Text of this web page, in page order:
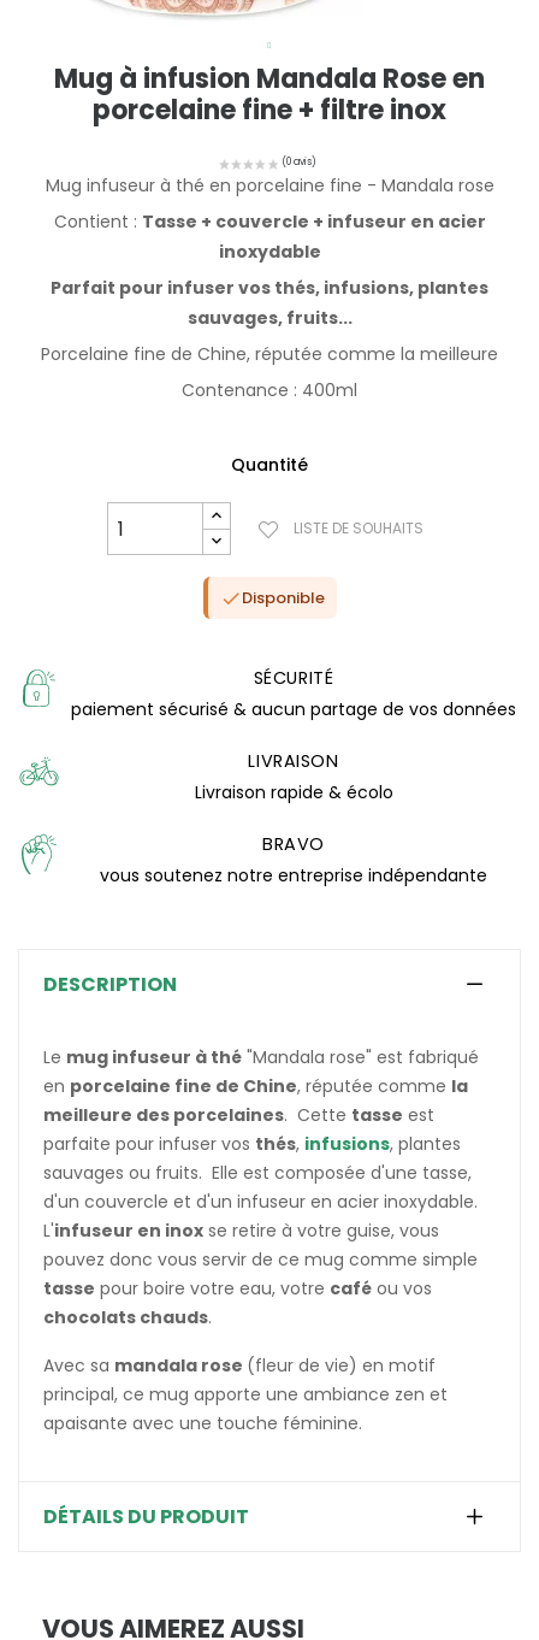
Mug à infusion Mandala Rose en
porcelaine fine + filtre inox
Mug infuseur à thé en porcelaine fine - Mandala rose
Contient : Tasse + couvercle + infuseur en acier
inoxydable
Parfait pour infuser vos thés, infusions, plantes
sauvages, fruits...
Porcelaine fine de Chine, réputée comme la meilleure
Contenance : 400ml
Quantité
LISTE DE SOUHAITS
Disponible
SÉCURITÉ
paiement sécurisé & aucun partage de vos données
LIVRAISON
Livraison rapide & écolo
BRAVO
vous soutenez notre entreprise indépendante
DESCRIPTION
Le mug infuseur à thé "Mandala rose" est fabriqué
en porcelaine fine de Chine, réputée comme la
meilleure des porcelaines. Cette tasse est
parfaite pour infuser vos thés, infusions, plantes
sauvages ou fruits. Elle est composée d'une tasse,
d'un couvercle et d'un infuseur en acier inoxydable.
L'infuseur en inox se retire à votre guise, vous
pouvez donc vous servir de ce mug comme simple
tasse pour boire votre eau, votre café ou vos
chocolats chauds.
Avec sa mandala rose (fleur de vie) en motif
principal, ce mug apporte une ambiance zen et
apaisante avec une touche féminine.
DÉTAILS DU PRODUIT
VOUS AIMEREZ AUSSI